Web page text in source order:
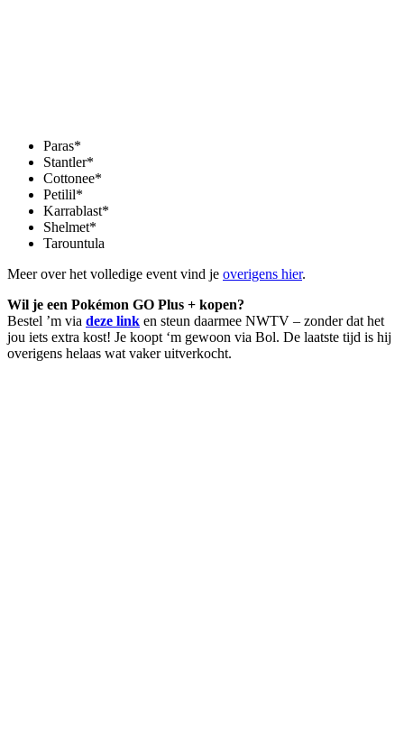
Paras*
Stantler*
Cottonee*
Petilil*
Karrablast*
Shelmet*
Tarountula
Meer over het volledige event vind je overigens hier.
Wil je een Pokémon GO Plus + kopen?
Bestel ’m via deze link en steun daarmee NWTV – zonder dat het
jou iets extra kost! Je koopt ‘m gewoon via Bol. De laatste tijd is hij
overigens helaas wat vaker uitverkocht.